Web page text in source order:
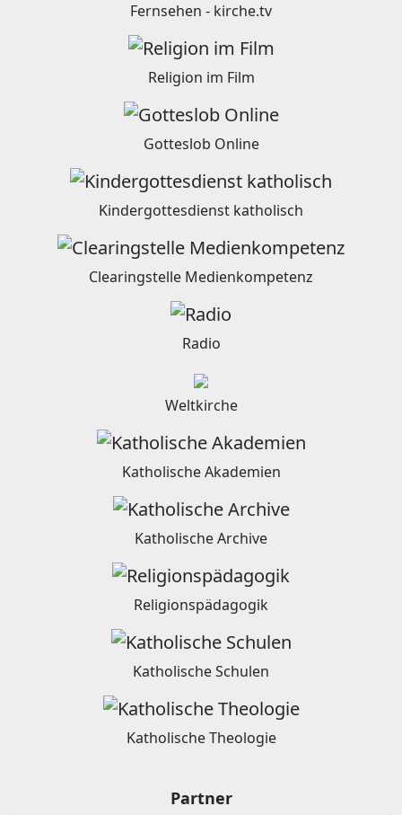
Fernsehen - kirche.tv
Religion im Film
Gotteslob Online
Kindergottesdienst katholisch
Clearingstelle Medienkompetenz
Radio
Weltkirche
Katholische Akademien
Katholische Archive
Religionspädagogik
Katholische Schulen
Katholische Theologie
Partner